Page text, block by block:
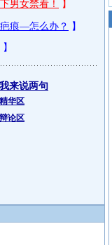
我来说两句
精华区
辩论区